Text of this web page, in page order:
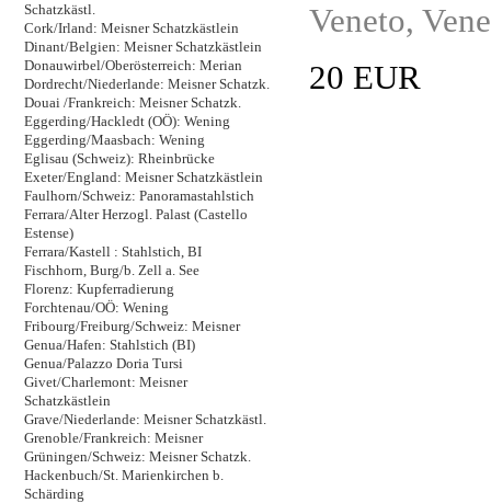
Schatzkästl.
Cork/Irland: Meisner Schatzkästlein
Dinant/Belgien: Meisner Schatzkästlein
Donauwirbel/Oberösterreich: Merian
Dordrecht/Niederlande: Meisner Schatzk.
Douai /Frankreich: Meisner Schatzk.
Eggerding/Hackledt (OÖ): Wening
Eggerding/Maasbach: Wening
Eglisau (Schweiz): Rheinbrücke
Exeter/England: Meisner Schatzkästlein
Faulhorn/Schweiz: Panoramastahlstich
Ferrara/Alter Herzogl. Palast (Castello
Estense)
Ferrara/Kastell : Stahlstich, BI
Fischhorn, Burg/b. Zell a. See
Florenz: Kupferradierung
Forchtenau/OÖ: Wening
Fribourg/Freiburg/Schweiz: Meisner
Genua/Hafen: Stahlstich (BI)
Genua/Palazzo Doria Tursi
Givet/Charlemont: Meisner
Schatzkästlein
Grave/Niederlande: Meisner Schatzkästl.
Grenoble/Frankreich: Meisner
Grüningen/Schweiz: Meisner Schatzk.
Hackenbuch/St. Marienkirchen b.
Schärding
Veneto,
20 EUR